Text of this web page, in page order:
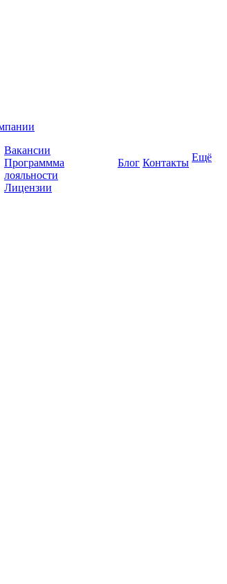
Вакансии
Программма
лояльности
Лицензии
Блог Контакты Ещё